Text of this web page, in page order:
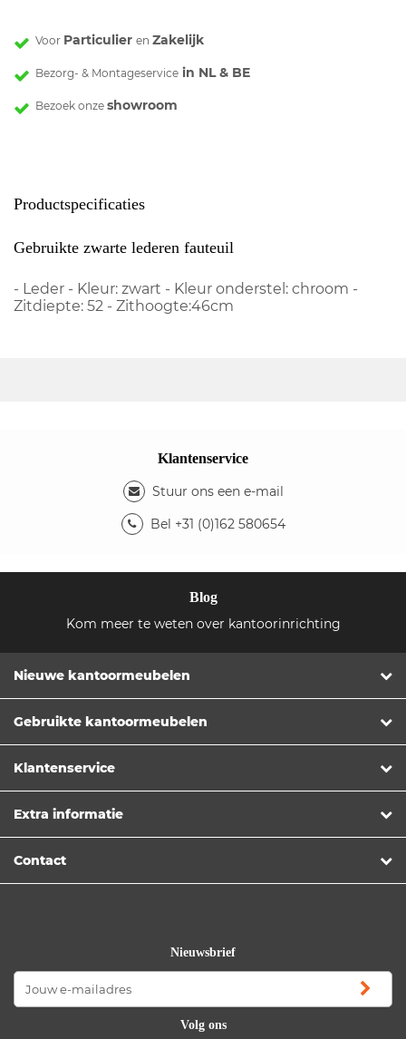
Voor Particulier en Zakelijk
Bezorg- & Montageservice in NL & BE
Bezoek onze showroom
Productspecificaties
Gebruikte zwarte lederen fauteuil
- Leder - Kleur: zwart - Kleur onderstel: chroom -
Zitdiepte: 52 - Zithoogte:46cm
Klantenservice
Stuur ons een e-mail
Bel +31 (0)162 580654
Blog
Kom meer te weten over kantoorinrichting
Nieuwe kantoormeubelen
Gebruikte kantoormeubelen
Klantenservice
Extra informatie
Contact
Nieuwsbrief
Volg ons